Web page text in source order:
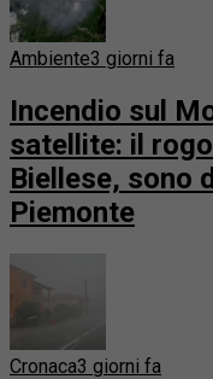
Ambiente3 giorni fa
Incendio sul
satellite: il
Biellese, sono
Piemonte
Cronaca3 giorni fa